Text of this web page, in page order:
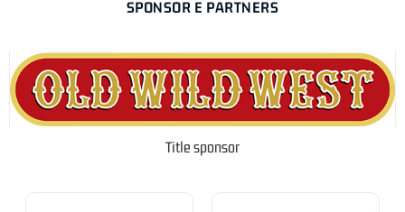
SPONSOR E PARTNERS
Title sponsor